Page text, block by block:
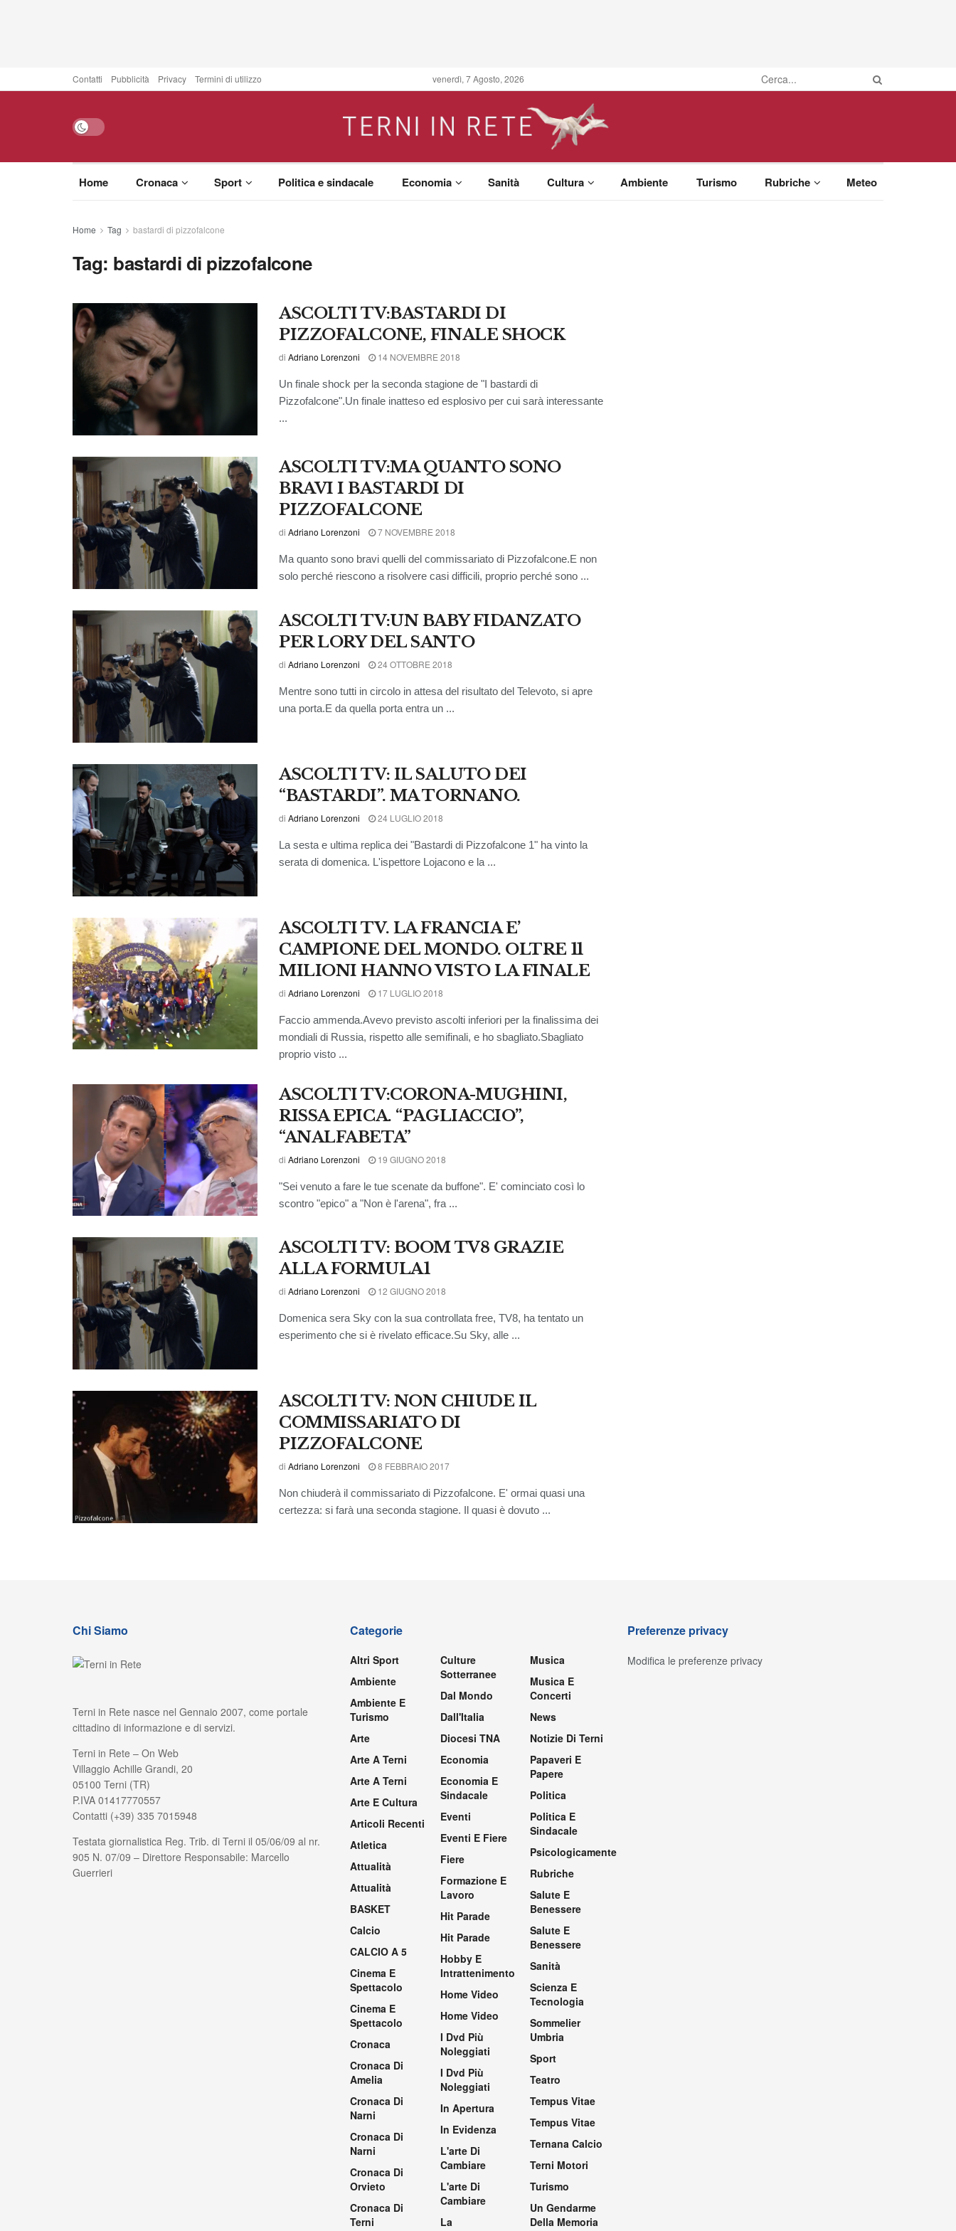
Contatti Pubblicità Privacy Termini di utilizzo venerdì, 7 Agosto, 2026
Home Cronaca Sport Politica e sindacale Economia Sanità Cultura Ambiente Turismo Rubriche Meteo
Home Tag bastardi di pizzofalcone
Tag: bastardi di pizzofalcone
ASCOLTI TV:BASTARDI DI
PIZZOFALCONE, FINALE SHOCK
di Adriano Lorenzoni 14 NOVEMBRE 2018
Un finale shock per la seconda stagione de "I bastardi di
Pizzofalcone".Un finale inatteso ed esplosivo per cui sarà interessante
...
ASCOLTI TV:MA QUANTO SONO
BRAVI I BASTARDI DI
PIZZOFALCONE
di Adriano Lorenzoni 7 NOVEMBRE 2018
Ma quanto sono bravi quelli del commissariato di Pizzofalcone.E non
solo perché riescono a risolvere casi difficili, proprio perché sono ...
ASCOLTI TV:UN BABY FIDANZATO
PER LORY DEL SANTO
di Adriano Lorenzoni 24 OTTOBRE 2018
Mentre sono tutti in circolo in attesa del risultato del Televoto, si apre
una porta.E da quella porta entra un ...
ASCOLTI TV: IL SALUTO DEI
“BASTARDI”. MA TORNANO.
di Adriano Lorenzoni 24 LUGLIO 2018
La sesta e ultima replica dei "Bastardi di Pizzofalcone 1" ha vinto la
serata di domenica. L'ispettore Lojacono e la ...
ASCOLTI TV. LA FRANCIA E’
CAMPIONE DEL MONDO. OLTRE 11
MILIONI HANNO VISTO LA FINALE
di Adriano Lorenzoni 17 LUGLIO 2018
Faccio ammenda.Avevo previsto ascolti inferiori per la finalissima dei
mondiali di Russia, rispetto alle semifinali, e ho sbagliato.Sbagliato
proprio visto ...
ASCOLTI TV:CORONA-MUGHINI,
RISSA EPICA. “PAGLIACCIO”,
“ANALFABETA”
di Adriano Lorenzoni 19 GIUGNO 2018
"Sei venuto a fare le tue scenate da buffone". E' cominciato così lo
scontro "epico" a "Non è l'arena", fra ...
ASCOLTI TV: BOOM TV8 GRAZIE
ALLA FORMULA1
di Adriano Lorenzoni 12 GIUGNO 2018
Domenica sera Sky con la sua controllata free, TV8, ha tentato un
esperimento che si è rivelato efficace.Su Sky, alle ...
ASCOLTI TV: NON CHIUDE IL
COMMISSARIATO DI
PIZZOFALCONE
di Adriano Lorenzoni 8 FEBBRAIO 2017
Non chiuderà il commissariato di Pizzofalcone. E' ormai quasi una
certezza: si farà una seconda stagione. Il quasi è dovuto ...
Chi Siamo
Terni in Rete nasce nel Gennaio 2007, come portale
cittadino di informazione e di servizi.
Terni in Rete – On Web
Villaggio Achille Grandi, 20
05100 Terni (TR)
P.IVA 01417770557
Contatti (+39) 335 7015948
Testata giornalistica Reg. Trib. di Terni il 05/06/09 al nr.
905 N. 07/09 – Direttore Responsabile: Marcello
Guerrieri
Categorie
Altri Sport
Ambiente
Ambiente E
Turismo
Arte
Arte A Terni
Arte A Terni
Arte E Cultura
Articoli Recenti
Atletica
Attualità
Attualità
BASKET
Calcio
CALCIO A 5
Cinema E
Spettacolo
Cinema E
Spettacolo
Cronaca
Cronaca Di
Amelia
Cronaca Di
Narni
Cronaca Di
Narni
Cronaca Di
Orvieto
Cronaca Di
Terni
Culture
Sotterranee
Dal Mondo
Dall'Italia
Diocesi TNA
Economia
Economia E
Sindacale
Eventi
Eventi E Fiere
Fiere
Formazione E
Lavoro
Hit Parade
Hit Parade
Hobby E
Intrattenimento
Home Video
Home Video
I Dvd Più
Noleggiati
I Dvd Più
Noleggiati
In Apertura
In Evidenza
L'arte Di
Cambiare
L'arte Di
Cambiare
La
Musica
Musica E
Concerti
News
Notizie Di Terni
Papaveri E
Papere
Politica
Politica E
Sindacale
Psicologicamente
Rubriche
Salute E
Benessere
Salute E
Benessere
Sanità
Scienza E
Tecnologia
Sommelier
Umbria
Sport
Teatro
Tempus Vitae
Tempus Vitae
Ternana Calcio
Terni Motori
Turismo
Un Gendarme
Della Memoria
Preferenze privacy
Modifica le preferenze privacy